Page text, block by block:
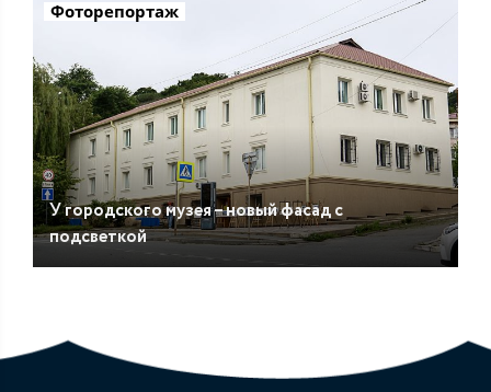
Фоторепортаж
У городского музея – новый фасад с
подсветкой